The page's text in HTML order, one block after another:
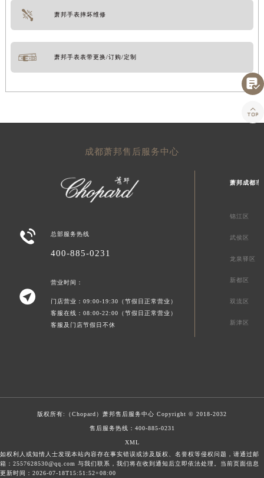
萧邦手表摔坏维修
萧邦手表表带更换/订购/定制
成都萧邦售后服务中心
 总部服务热线
400-885-0231

营业时间：
门店营业：09:00-19:30（节假日正常营业）
客服在线：08:00-22:00（节假日正常营业）
客服及门店节假日不休
萧邦成都市
锦江区
武侯区
龙泉驿区
新都区
双流区
新津区
版权所有:（Chopard） 萧邦售后服务中心 Copyright © 2018-2032
售后服务热线： 400-885-0231
XML
如权利人或知情人士发现本站内容存在事实错误或涉及版权、名誉权等侵权问题，请通过邮
箱：2557628530@qq.com 与我们联系，我们将在收到通知后立即依法处理。当前页面信息
更新时间：2026-07-18T15:51:52+08:00

